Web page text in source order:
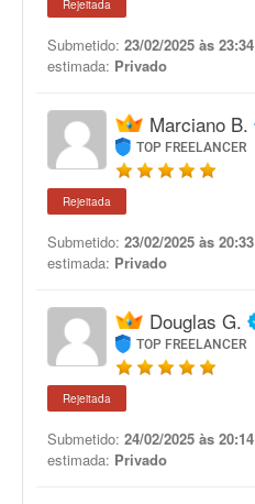
Rejeitada
Submetido: 23/02/2025 às 23:34
estimada: Privado
Marciano B.
TOP FREELANCER
Rejeitada
Submetido: 23/02/2025 às 20:33
estimada: Privado
Douglas G.
TOP FREELANCER
Rejeitada
Submetido: 24/02/2025 às 20:14
estimada: Privado